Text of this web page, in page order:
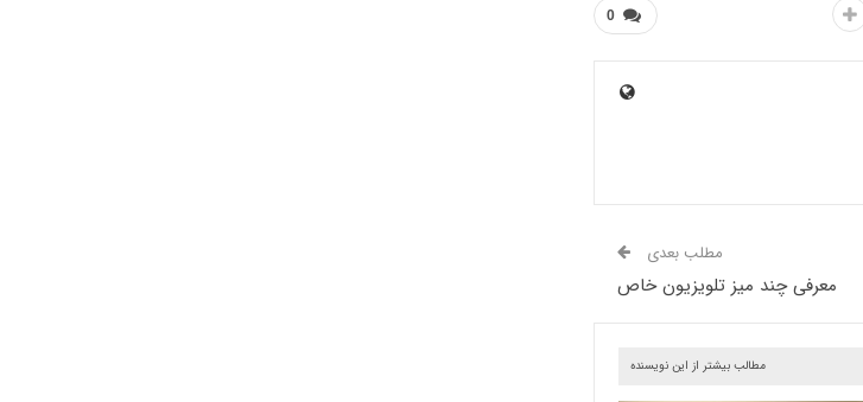
0
مطلب بعدی
معرفی چند میز تلویزیون خاص
مطالب بیشتر از این نویسنده